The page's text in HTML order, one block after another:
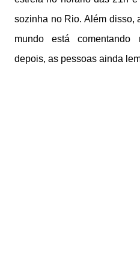
sozinha no Rio. Além disso,
mundo está
depois, as pessoas ainda